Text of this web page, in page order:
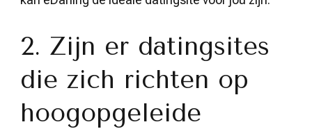
2. Zijn er datingsites
die zich richten op
hoogopgeleide